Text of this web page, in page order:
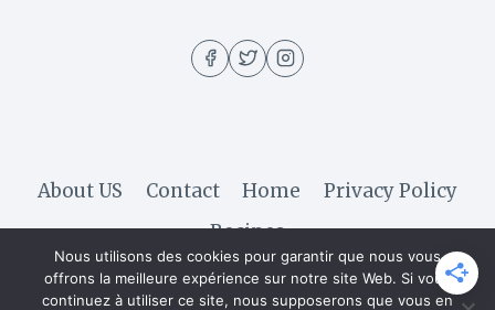
About US Contact Home
Privacy Policy
Recipes
Nous utilisons des cookies pour garantir que nous vous
offrons la meilleure expérience sur notre site Web. Si vous
continuez à utiliser ce site, nous supposerons que vous en